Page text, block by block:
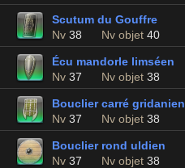
Scutum du Gouffre
Nv 38 Nv objet 40
Écu mandorle limséen
Nv 37 Nv objet 38
Bouclier carré gridanien
Nv 37 Nv objet 38
Bouclier rond uldien
Nv 37 Nv objet 38